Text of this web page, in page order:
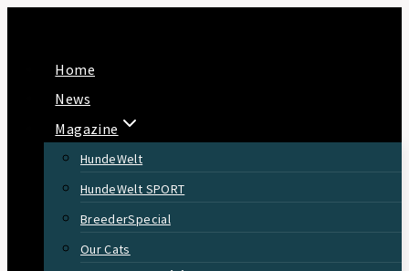
springenHome
News
Magazine
HundeWelt
HundeWelt SPORT
BreederSpecial
Our Cats